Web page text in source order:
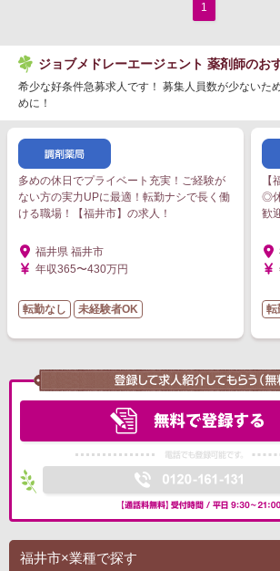
1
ジョブメドレーエージェント 薬剤師のお
希少な好条件急募求人です！ 募集人員数が少ないた
めに！
多めの休日でプライベート充実！ご経験が
ない方の実力UPに最適！転勤ナシで長く働
ける職場！【福井市】の求人！
福井県 福井市
年収365〜430万円
転勤なし 未経験者OK
◎
歓
転
福井市×業種で探す